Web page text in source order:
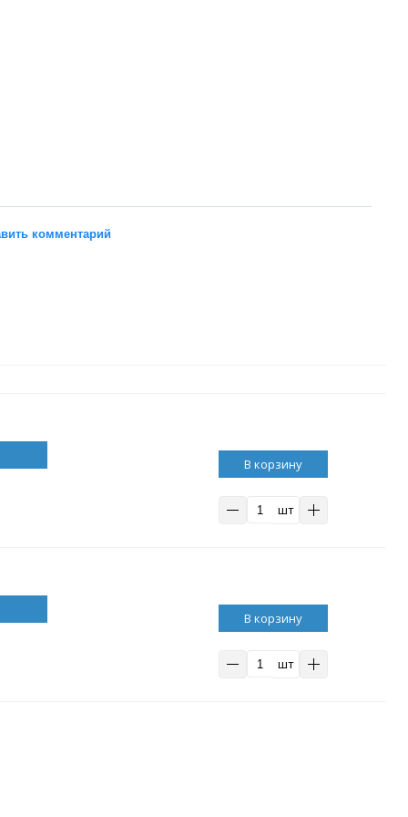
комментарий
В корзину
шт
В корзину
шт